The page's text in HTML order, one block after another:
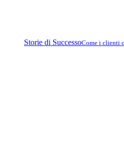
Storie di SuccessoCome i clienti